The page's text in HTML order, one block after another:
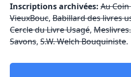
Inscriptions archivées: Au
VieuxBouc, Babillard des livres
Cercle du Livre Usagé,
Savons, S.W. Welch Bouquiniste.